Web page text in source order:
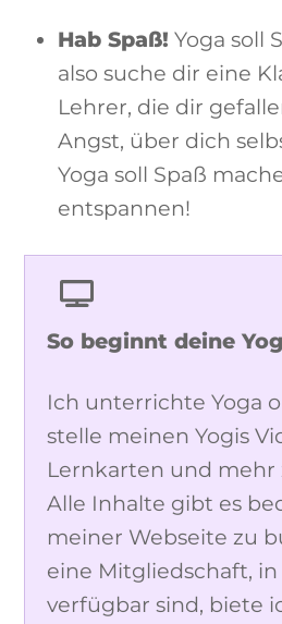
Hab Spaß! Yoga soll
also suche dir eine
Lehrer, die dir
Angst, über dich
Yoga soll Spaß
entspannen!
So beginnt deine
Ich unterrichte Yoga
stelle meinen Yogis
Lernkarten und mehr
Alle Inhalte gibt es
meiner Webseite zu
eine Mitgliedschaft,
verfügbar sind, biete